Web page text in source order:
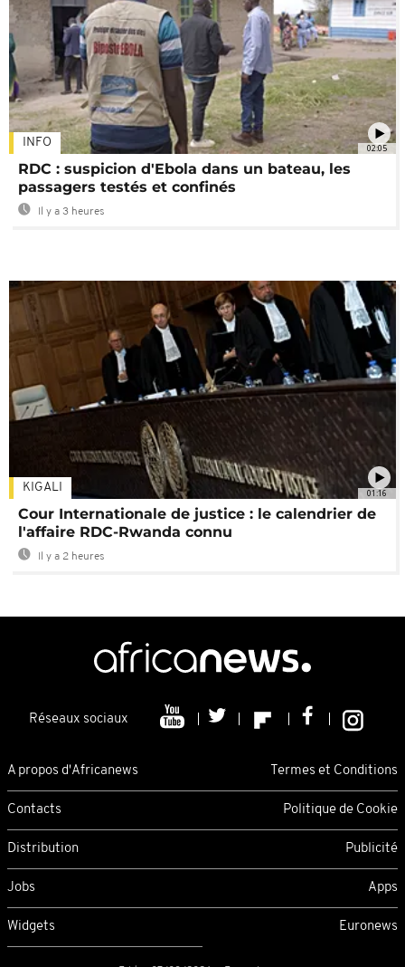
02:05
INFO
RDC : suspicion d'Ebola dans un bateau, les
passagers testés et confinés
Il y a 3 heures
01:16
KIGALI
Cour Internationale de justice : le calendrier de
l'affaire RDC-Rwanda connu
Il y a 2 heures
Réseaux sociaux
A propos d'Africanews Termes et Conditions
Contacts Politique de Cookie
Distribution Publicité
Jobs Apps
Widgets Euronews